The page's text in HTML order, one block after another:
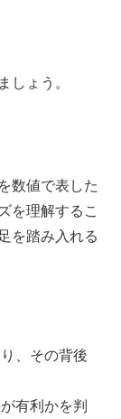
ょう。
数値で表した
を理解するこ
を踏み入れる
、その背後
有利かを判